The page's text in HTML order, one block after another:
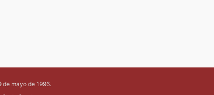
de mayo de 1996.